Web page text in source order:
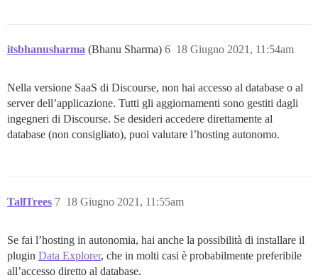
itsbhanusharma (Bhanu Sharma) 18 Giugno 2021, 11:54am
6
Nella versione SaaS di Discourse, non hai accesso al database o al
server dell’applicazione. Tutti gli aggiornamenti sono gestiti dagli
ingegneri di Discourse. Se desideri accedere direttamente al
database (non consigliato), puoi valutare l’hosting autonomo.
TallTrees 18 Giugno 2021, 11:55am
7
Se fai l’hosting in autonomia, hai anche la possibilità di installare il
plugin Data Explorer, che in molti casi è probabilmente preferibile
all’accesso diretto al database.